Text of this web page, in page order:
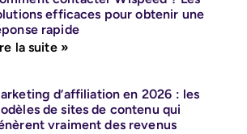
efficaces pour obtenir une
rapide
la suite »
d’affiliation en 2026 : les
de sites de contenu qui
vraiment des revenus